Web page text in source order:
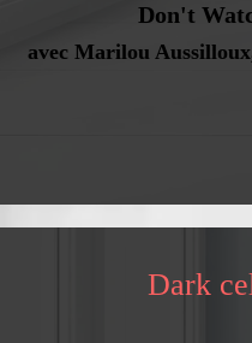
Don't
avec Marilou
Dark